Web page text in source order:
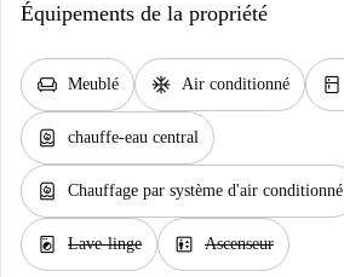
Équipements de la propriété
chair Meublé ac_unit Air conditionné kitchen
water_heater chauffe-eau central
water_heater Chauffage par système d'air conditionné
local_laundry_service Lave-linge elevator Ascenseur